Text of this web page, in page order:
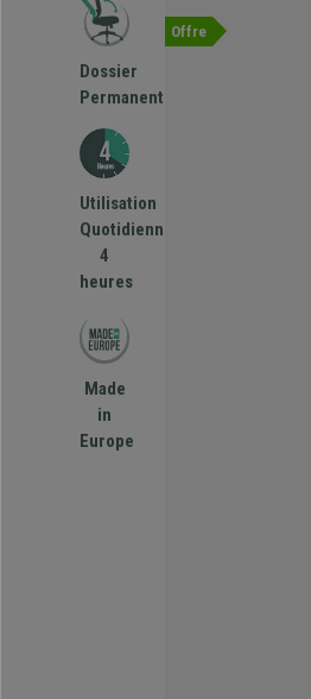
Dossier
Permanent
Utilisation
Quotidienne
4
heures
Made
in
Europe
Offre